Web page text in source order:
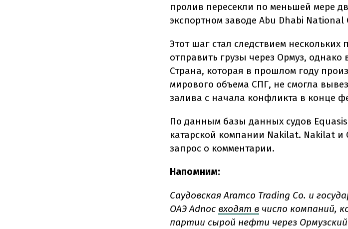
пролив пересекли по меньшей мере
экспортном заводе Abu Dhabi National
Этот шаг стал следствием
отправить грузы через Ормуз, однако
Страна, которая в прошлом году
мирового объема СПГ, не смогла
залива с начала конфликта в конце
По данным базы данных судов
катарской компании Nakilat. Nakilat и
запрос о комментарии.
Напомним:
Саудовская Aramco Trading Co. и
ОАЭ Adnoc входят в число компаний,
партии сырой нефти через